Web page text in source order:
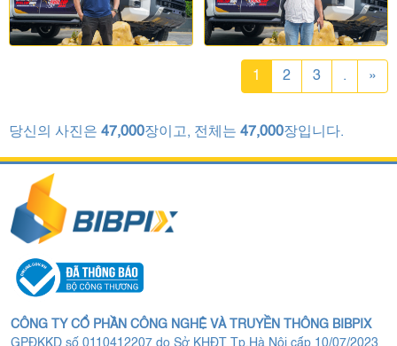
1 2 3 . »
당신의 사진은 47,000장이고, 전체는 47,000장입니다.
CÔNG TY CỔ PHẦN CÔNG NGHỆ VÀ TRUYỀN THÔNG BIBPIX